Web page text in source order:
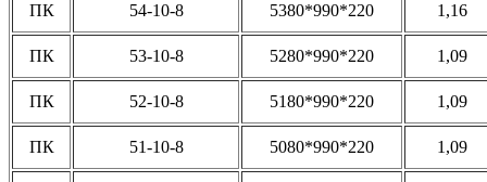
ПК 54-10-8 5380*990*220 1,16
ПК 53-10-8 5280*990*220 1,09
ПК 52-10-8 5180*990*220 1,09
ПК 51-10-8 5080*990*220 1,09